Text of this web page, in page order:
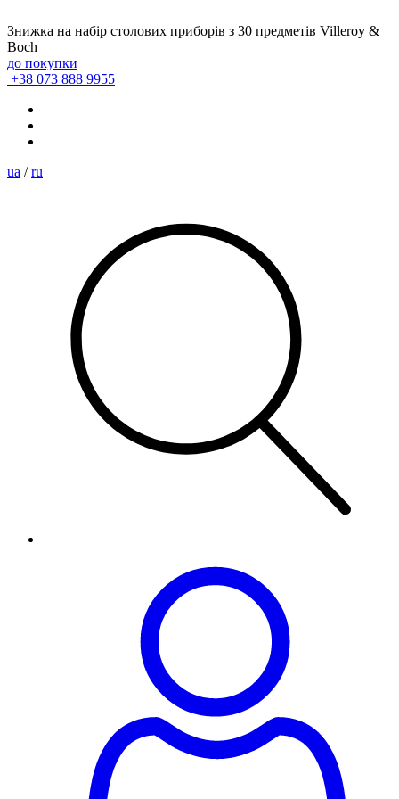
Знижка на набір столових приборів з 30 предметів Villeroy &
Boch
до покупки
+38 073 888 9955
ua / ru